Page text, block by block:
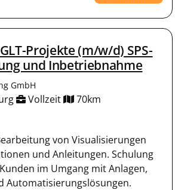
Projekte (m/w/d) SPS-
und Inbetriebnahme
GmbH
Vollzeit 70km
von Visualisierungen
und Anleitungen. Schulung
im Umgang mit Anlagen,
Automatisierungslösungen.